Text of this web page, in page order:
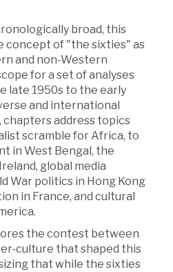
broad, this
concept of "the sixties" as
and non-Western
for a set of analyses
late 1950s to the early
and international
address topics
scramble for Africa, to
in West Bengal, the
global media
War politics in Hong Kong
in France, and cultural
the contest between
culture that shaped this
that while the sixties